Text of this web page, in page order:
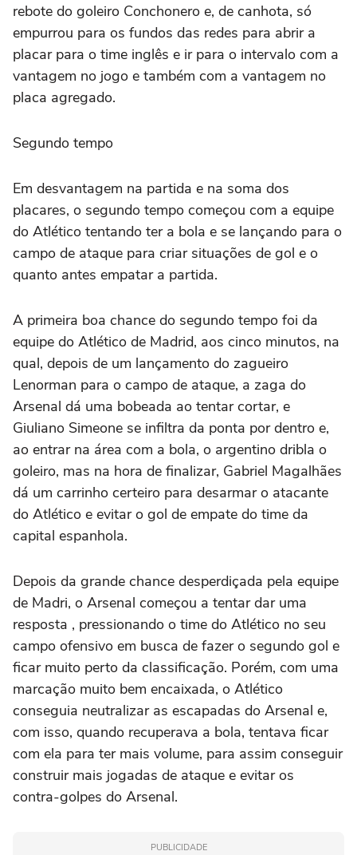
rebote do goleiro Conchonero e, de canhota, só
empurrou para os fundos das redes para abrir a
placar para o time inglês e ir para o intervalo com a
vantagem no jogo e também com a vantagem no
placa agregado.
Segundo tempo
Em desvantagem na partida e na soma dos
placares, o segundo tempo começou com a equipe
do Atlético tentando ter a bola e se lançando para o
campo de ataque para criar situações de gol e o
quanto antes empatar a partida.
A primeira boa chance do segundo tempo foi da
equipe do Atlético de Madrid, aos cinco minutos, na
qual, depois de um lançamento do zagueiro
Lenorman para o campo de ataque, a zaga do
Arsenal dá uma bobeada ao tentar cortar, e
Giuliano Simeone se infiltra da ponta por dentro e,
ao entrar na área com a bola, o argentino dribla o
goleiro, mas na hora de finalizar, Gabriel Magalhães
dá um carrinho certeiro para desarmar o atacante
do Atlético e evitar o gol de empate do time da
capital espanhola.
Depois da grande chance desperdiçada pela equipe
de Madri, o Arsenal começou a tentar dar uma
resposta , pressionando o time do Atlético no seu
campo ofensivo em busca de fazer o segundo gol e
ficar muito perto da classificação. Porém, com uma
marcação muito bem encaixada, o Atlético
conseguia neutralizar as escapadas do Arsenal e,
com isso, quando recuperava a bola, tentava ficar
com ela para ter mais volume, para assim conseguir
construir mais jogadas de ataque e evitar os
contra-golpes do Arsenal.
PUBLICIDADE